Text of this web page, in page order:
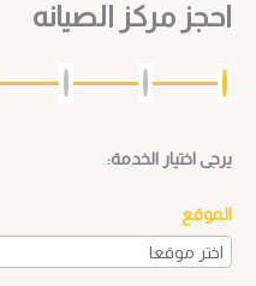
احجز مركز الصيانه
يرجى اختيار الخدمة:
الموقع